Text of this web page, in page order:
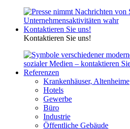
Kontaktieren Sie uns!
Kontaktieren Sie uns!
Referenzen
Krankenhäuser, Altenheime
Hotels
Gewerbe
Büro
Industrie
Öffentliche Gebäude